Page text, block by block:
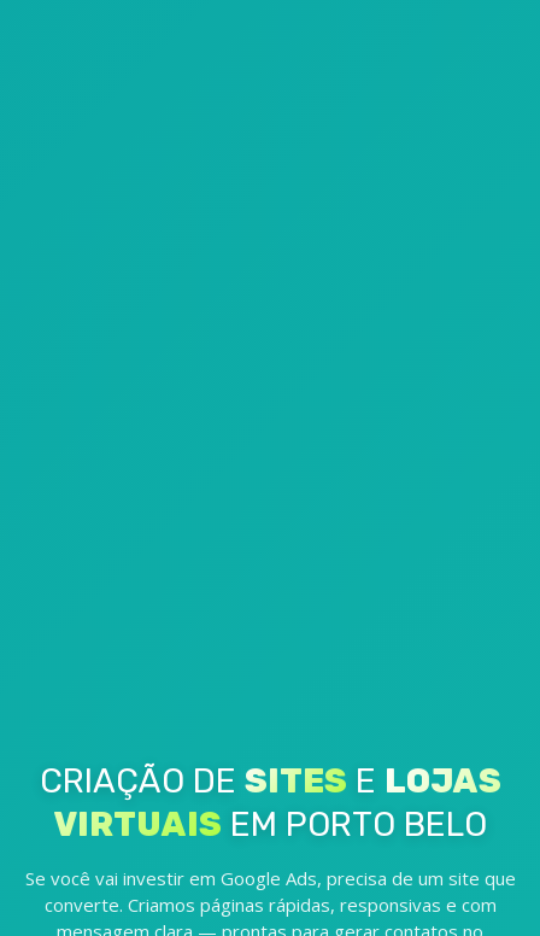
CRIAÇÃO DE SITES E LOJAS
VIRTUAIS EM PORTO BELO
Se você vai investir em Google Ads, precisa de um site que
converte. Criamos páginas rápidas, responsivas e com
mensagem clara — prontas para gerar contatos no